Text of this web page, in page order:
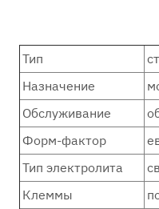
Тип
Назначение
Обслуживание
Форм-фактор
Тип электролита
Клеммы